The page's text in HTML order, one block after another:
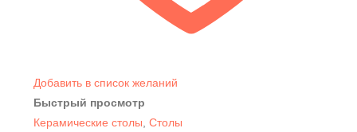
Добавить в список желаний
Быстрый просмотр
Керамические столы Столы